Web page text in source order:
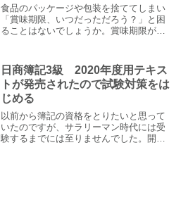
食品のパッケージや包装を捨ててしまい
「賞味期限、いつだっただろう？」と困
ることはないでしょうか。賞味期限が分
フル」。4個入りなので1～2個ずつ2、3日
かけていただくこと...
日商簿記3級 2020年度用テキス
トが発売されたので試験対策をは
じめる
以前から簿記の資格をとりたいと思って
いたのですが、サラリーマン時代には受
験するまでには至りませんでした。開業